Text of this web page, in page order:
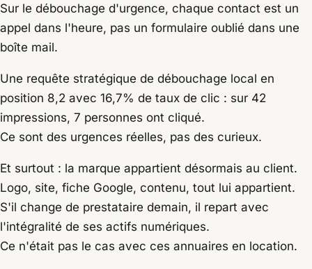
Sur le débouchage d'urgence, chaque contact est un
appel dans l'heure, pas un formulaire oublié dans une
boîte mail.
Une requête stratégique de débouchage local en
position 8,2 avec 16,7% de taux de clic : sur 42
impressions, 7 personnes ont cliqué.
Ce sont des urgences réelles, pas des curieux.
Et surtout : la marque appartient désormais au client.
Logo, site, fiche Google, contenu, tout lui appartient.
S'il change de prestataire demain, il repart avec
l'intégralité de ses actifs numériques.
Ce n'était pas le cas avec ces annuaires en location.